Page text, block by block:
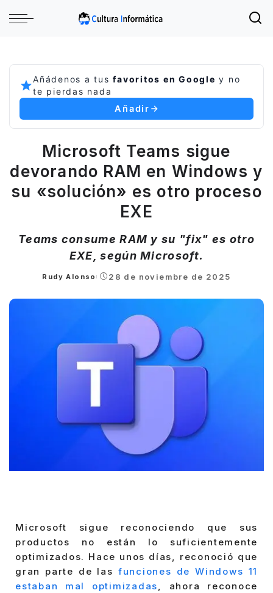
Añádenos a tusfavoritos en Google y no
te pierdas nada
Añadir
Microsoft Teams sigue
devorando RAM en Windows y
su «solución» es otro proceso
EXE
Teams consume RAM y su "fix" es otro
EXE, según Microsoft.
Posted
Rudy Alonso 28 de noviembre de 2025
Microsoft sigue reconociendo que sus
productos no están lo suficientemente
optimizados. Hace unos días, reconoció que
gran parte de las funciones de Windows 11
estaban mal optimizadas, ahora reconoce